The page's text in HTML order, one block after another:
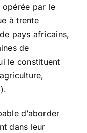
opérée par le
à trente
pays africains,
de
le constituent
d’aborder
dans leur